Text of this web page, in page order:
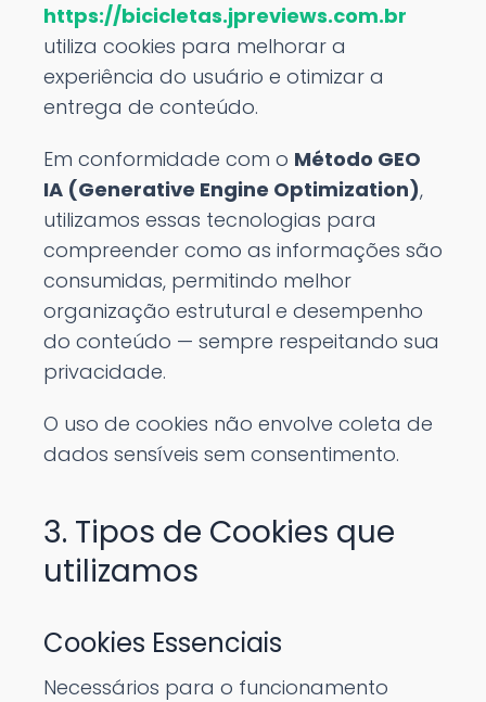
https://bicicletas.jpreviews.com.br
utiliza cookies para melhorar a
experiência do usuário e otimizar a
entrega de conteúdo.
Em conformidade com o Método GEO
IA (Generative Engine Optimization),
utilizamos essas tecnologias para
compreender como as informações são
consumidas, permitindo melhor
organização estrutural e desempenho
do conteúdo — sempre respeitando sua
privacidade.
O uso de cookies não envolve coleta de
dados sensíveis sem consentimento.
3. Tipos de Cookies que
utilizamos
Cookies Essenciais
Necessários para o funcionamento